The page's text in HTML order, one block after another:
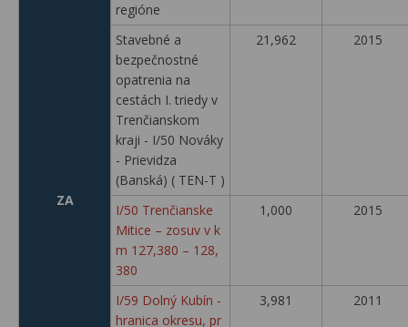
ZA
regióne
Stavebné a
bezpečnostné
opatrenia na
cestách I. triedy v
Trenčianskom
kraji - I/50 Nováky
- Prievidza
(Banská) ( TEN-T )
21,962 2015
I/50 Trenčianske
Mitice – zosuv v k
m 127,380 – 128,
380
1,000 2015
I/59 Dolný Kubín -
hranica okresu, pr
3,981 2011